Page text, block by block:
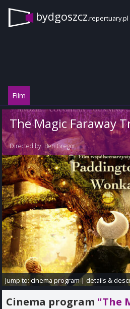
bydgoszcz.repertuary.pl
Film
The Magic Faraway
Directed by:Ben Gregor
Jump to:cinema program|details &
Cinema program "The